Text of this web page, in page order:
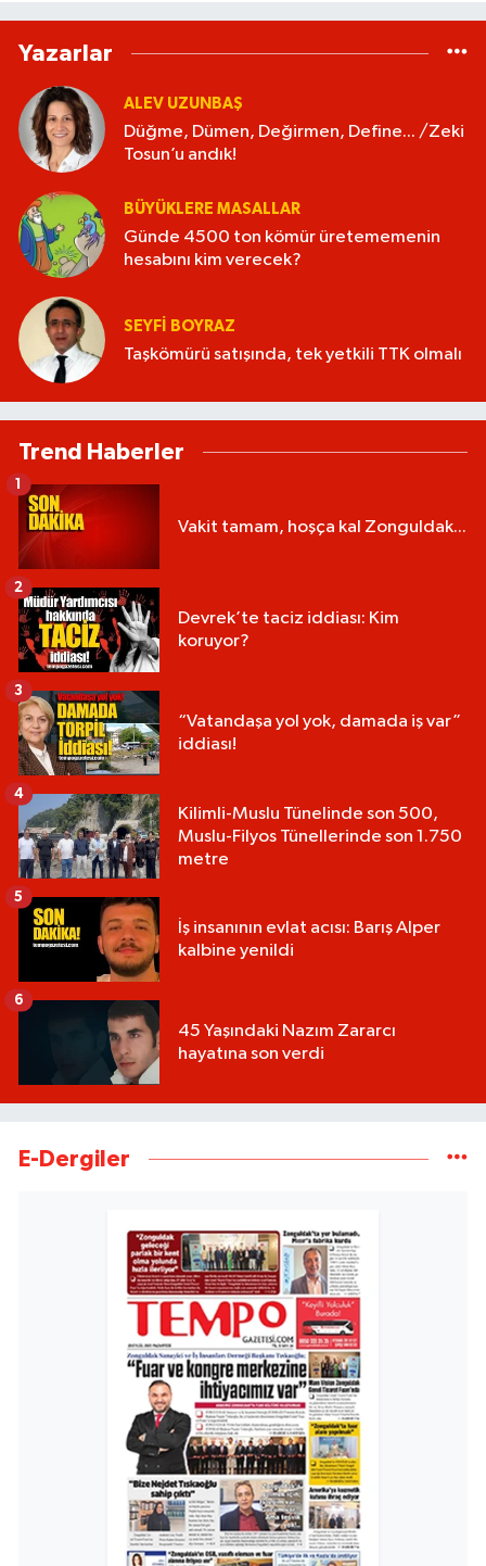
Yazarlar
ALEV UZUNBAŞ
Düğme, Dümen, Değirmen, Define... /Zeki
Tosun’u andık!
BÜYÜKLERE MASALLAR
Günde 4500 ton kömür üretememenin
hesabını kim verecek?
SEYFI BOYRAZ
Taşkömürü satışında, tek yetkili TTK olmalı
Trend Haberler
Vakit tamam, hoşça kal Zonguldak...
1
Devrek’te taciz iddiası: Kim
koruyor?
2
“Vatandaşa yol yok, damada iş var”
iddiası!
3
Kilimli-Muslu Tünelinde son 500,
Muslu-Filyos Tünellerinde son 1.750
metre
4
İş insanının evlat acısı: Barış Alper
kalbine yenildi
5
45 Yaşındaki Nazım Zararcı
hayatına son verdi
6
E-Dergiler